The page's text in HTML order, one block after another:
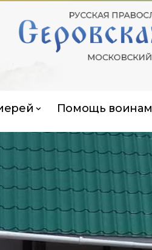
Помощь воинам